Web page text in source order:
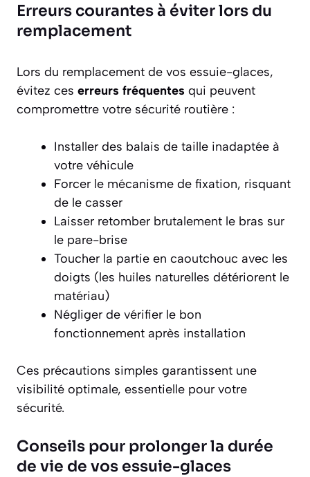
Erreurs courantes à éviter lors du
remplacement
Lors du remplacement de vos essuie-glaces,
évitez ces erreurs fréquentes qui peuvent
compromettre votre sécurité routière :
Installer des balais de taille inadaptée à
votre véhicule
Forcer le mécanisme de fixation, risquant
de le casser
Laisser retomber brutalement le bras sur
le pare-brise
Toucher la partie en caoutchouc avec les
doigts (les huiles naturelles détériorent le
matériau)
Négliger de vérifier le bon
fonctionnement après installation
Ces précautions simples garantissent une
visibilité optimale, essentielle pour votre
sécurité.
Conseils pour prolonger la durée
de vie de vos essuie-glaces